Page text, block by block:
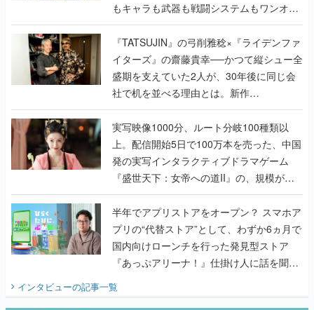
もキャラも武器も戦闘システムもワンオフ
で作り込まれた理由を両ディレクターに聞
く
『TATSUJIN』の弓削雅稔×『ライデンファ
イターズ』の齋藤貴幸──かつて縦シュー全
盛期を支えていた2人が、30年後に同じ会
社で机を並べる理由とは。新作
『TATSUJIN EXTREME』で初タッグを組
んだレジェンド2人に訊く開発秘話
実写映像1000分、ルート分岐100種類以
上。配信開始5日で100万本を売った、中国
発の実写インタラクティブドラマゲーム
『盛世天下：女帝への道II』の、規模が違
うこだわりをプロデューサーに聞いた
半年でアプリストアをオープン？ スマホア
プリの“代替ストア”として、わずか6ヵ月で
国内向けローンチを行った発見型ストア
『あっぷアリーナ！』仕掛け人に話を聞い
てみた
インタビューの記事一覧